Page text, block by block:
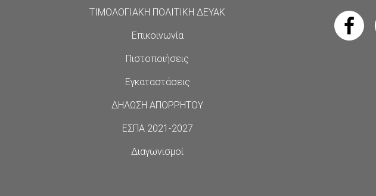
ΤΙΜΟΛΟΓΙΑΚΗ ΠΟΛΙΤΙΚΗ ΔΕΥΑΚ
Επικοινωνία
Πιστοποιήσεις
Εγκαταστάσεις
ΔΗΛΩΣΗ ΑΠΟΡΡΗΤΟΥ
ΕΣΠΑ 2021-2027
Διαγωνισμοί